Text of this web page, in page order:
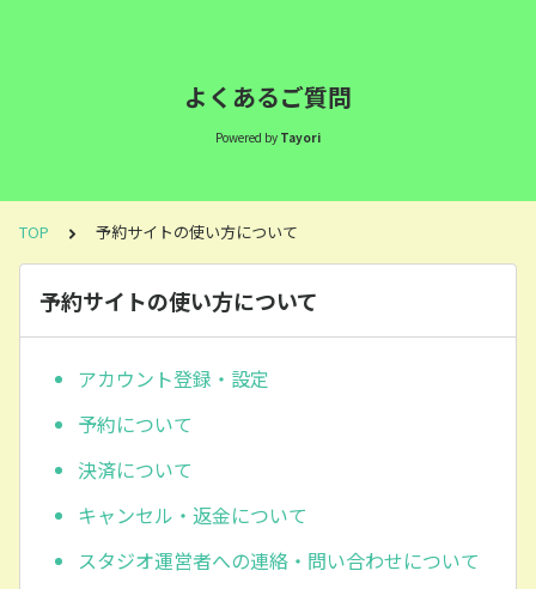
よくあるご質問
Powered by Tayori
TOP 予約サイトの使い方について
予約サイトの使い方について
アカウント登録・設定
予約について
決済について
キャンセル・返金について
スタジオ運営者への連絡・問い合わせについて